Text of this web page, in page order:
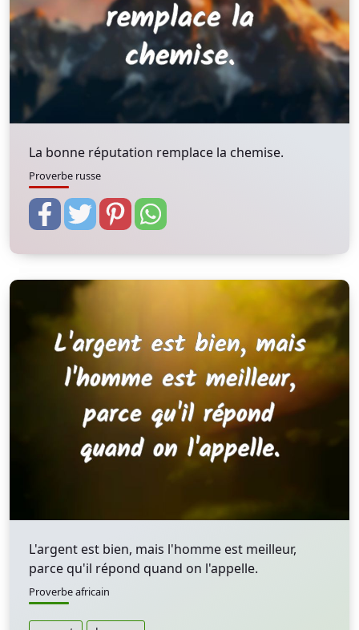
La bonne réputation remplace la chemise.
Proverbe russe
L'argent est bien, mais l'homme est meilleur,
parce qu'il répond quand on l'appelle.
Proverbe africain